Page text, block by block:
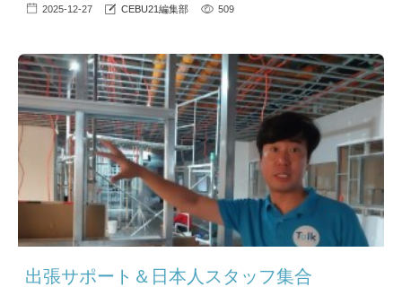
2025-12-27 CEBU21編集部 509
出張サポート＆日本人スタッフ集合